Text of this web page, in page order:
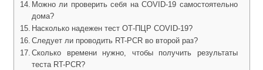
Можно ли проверить себя на COVID-19 самостоятельно
дома?
Насколько надежен тест ОТ-ПЦР COVID-19?
Следует ли проводить RT-PCR во второй раз?
Сколько времени нужно, чтобы получить результаты
теста RT-PCR?